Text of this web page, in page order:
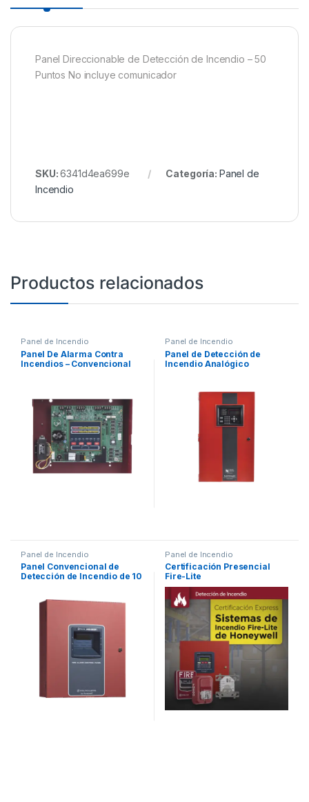
Panel Direccionable de Detección de Incendio – 50
Puntos No incluye comunicador
SKU:6341d4ea699e Categoría: Panel de
Incendio
Productos relacionados
Panel de Incendio
Panel De Alarma Contra
Incendios – Convencional
Panel de Incendio
Panel de Detección de
Incendio Analógico
Puntos SD. 4 NAC’s
Panel de Incendio
Panel Convencional de
Detección de Incendio de 10
Panel de Incendio
Certificación Presencial
Fire-Lite